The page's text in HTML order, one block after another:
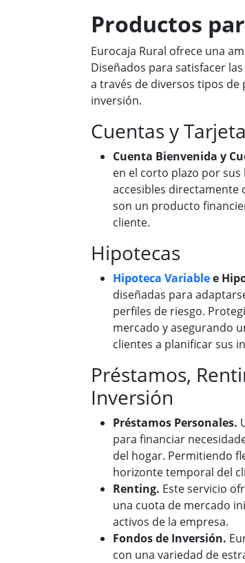
Productos
Eurocaja Rural ofrece una
Diseñados para satisfacer
a través de diversos tipos
inversión.
Cuentas y
Cuenta Bienvenida y
en el corto plazo por
accesibles directamente
son un producto
cliente.
Hipotecas
Hipoteca Variablee
diseñadas para
perfiles de riesgo.
mercado y asegurando
clientes a planificar sus
Préstamos,
Inversión
Préstamos Personales.
para financiar
del hogar. Permitiendo
horizonte temporal del
Renting. Este servicio
una cuota de mercado
activos de la empresa.
Fondos de Inversión.
con una variedad de